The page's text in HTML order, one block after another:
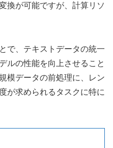
換が可能ですが、計算リソ
で、テキストデータの統一
ルの性能を向上させること
模データの前処理に、レン
が求められるタスクに特に